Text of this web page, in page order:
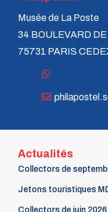
Musée de La Poste
34 BOULEVARD
75731 PARIS
Actualités
Collectors de
Jetons touristiques
Collectors de juin 2026